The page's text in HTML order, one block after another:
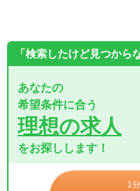
「検索したけど見つから
あなたの
希望条件に合う
理想の求人
をお探しします！
1